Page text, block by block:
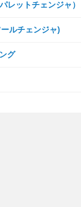
レットチェンジャ）
ルチェンジャ)
グ